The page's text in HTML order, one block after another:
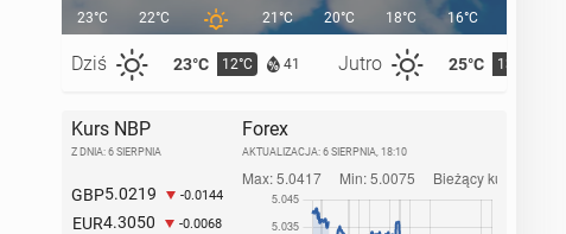
23°C
Dziś 23°C 12°C 41 Jutro 25°C 13°C
22°C 21°C 20°C 18°C 16°C
Kurs NBP
Z DNIA: 6 SIERPNIA
GBP5.0219 -0.0144
EUR4.3050 -0.0068
Forex
AKTUALIZACJA: 6 SIERPNIA, 18:10